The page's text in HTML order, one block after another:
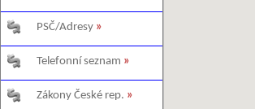
PSČ/Adresy »
Telefonní seznam »
Zákony České rep. »